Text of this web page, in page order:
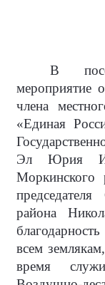
В
мероприятие
члена
«Единая
Эл Юрия
Моркинского
района
всем
время